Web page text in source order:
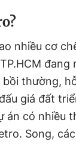
nhiều cơ
đang
bồi thường,
giá đất
án có nhiều
Song,